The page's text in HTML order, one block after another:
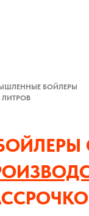
БОЙЛЕРЫ
ЛИТРОВ